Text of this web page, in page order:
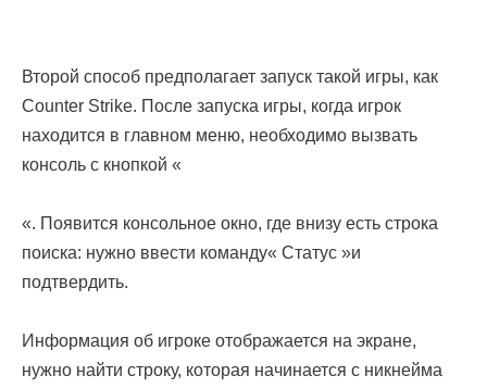
Второй способ предполагает запуск такой игры, как
Counter Strike. После запуска игры, когда игрок
находится в главном меню, необходимо вызвать
консоль с кнопкой «
«. Появится консольное окно, где внизу есть строка
поиска: нужно ввести команду« Статус »и
подтвердить.
Информация об игроке отображается на экране,
нужно найти строку, которая начинается с никнейма